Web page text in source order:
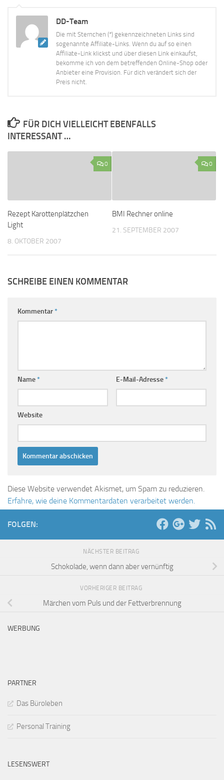
DD-Team
Die mit Sternchen (*) gekennzeichneten Links sind
sogenannte Affiliate-Links. Wenn du auf so einen
Affiliate-Link klickst und über diesen Link einkaufst,
bekomme ich von dem betreffenden Online-Shop oder
Anbieter eine Provision. Für dich verändert sich der
Preis nicht.
FÜR DICH VIELLEICHT EBENFALLS
INTERESSANT …
0
Rezept Karottenplätzchen
Light
8. OKTOBER 2007
0
BMI Rechner online
21. SEPTEMBER 2007
SCHREIBE EINEN KOMMENTAR
Kommentar*
Name* E-Mail-Adresse*
Website
Diese Website verwendet Akismet, um Spam zu reduzieren.
Erfahre, wie deine Kommentardaten verarbeitet werden.
FOLGEN:
NÄCHSTER BEITRAG
Schokolade, wenn dann aber vernünftig
VORHERIGER BEITRAG
Märchen vom Puls und der Fettverbrennung
WERBUNG
PARTNER
Das Büroleben
Personal Training
LESENSWERT